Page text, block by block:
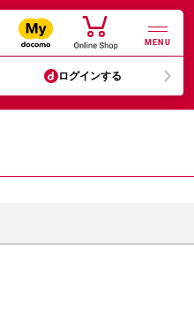
MENU
ログインする